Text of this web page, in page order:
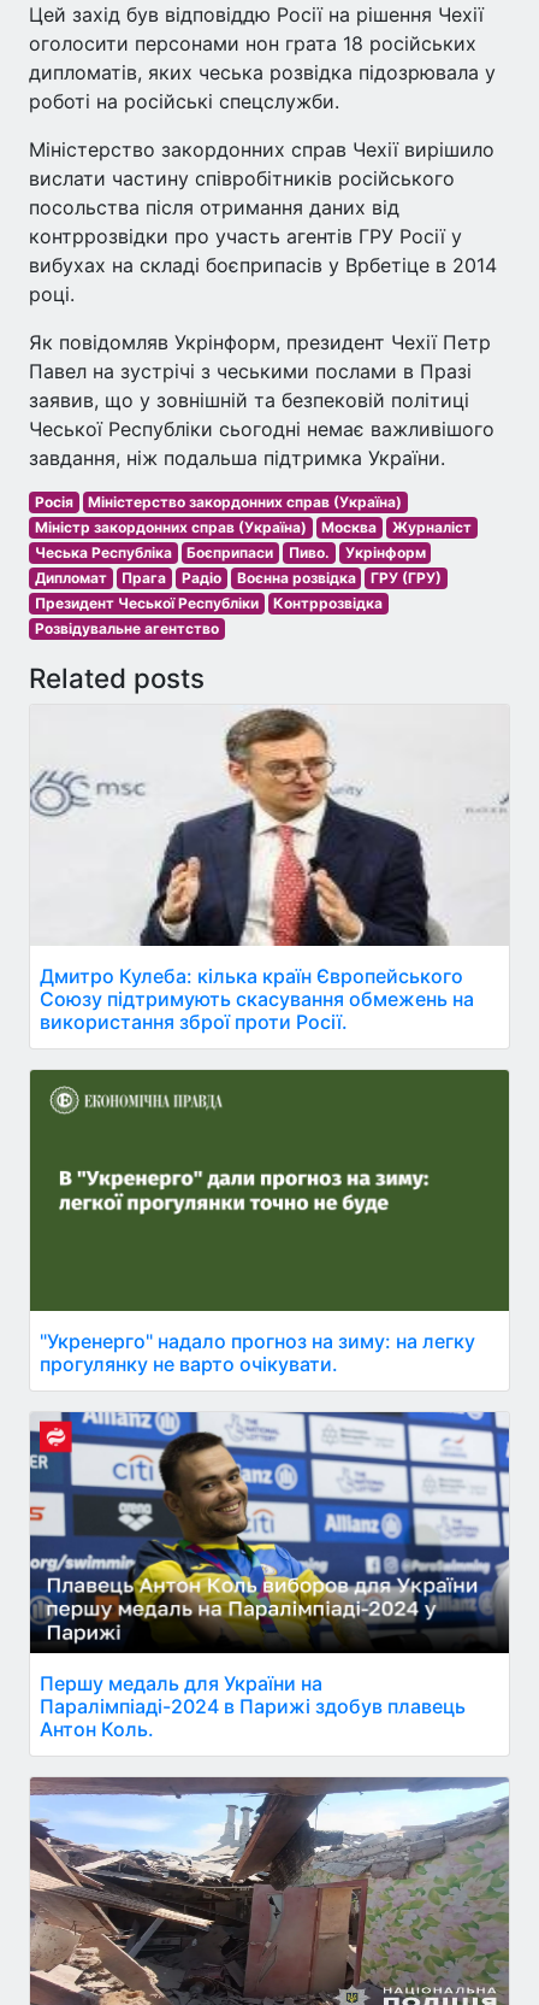
Цей захід був відповіддю Росії на рішення Чехії
оголосити персонами нон грата 18 російських
дипломатів, яких чеська розвідка підозрювала у
роботі на російські спецслужби.
Міністерство закордонних справ Чехії вирішило
вислати частину співробітників російського
посольства після отримання даних від
контррозвідки про участь агентів ГРУ Росії у
вибухах на складі боєприпасів у Врбетіце в 2014
році.
Як повідомляв Укрінформ, президент Чехії Петр
Павел на зустрічі з чеськими послами в Празі
заявив, що у зовнішній та безпековій політиці
Чеської Республіки сьогодні немає важливішого
завдання, ніж подальша підтримка України.
Росія
Міністерство закордонних справ (Україна)
Міністр закордонних справ (Україна)
Москва
Журналіст
Чеська Республіка
Боєприпаси Пиво.
Укрінформ
Дипломат
Прага Радіо Воєнна розвідка
ГРУ (ГРУ)
Президент Чеської Республіки
Контррозвідка
Розвідувальне агентство
Related posts
Дмитро Кулеба: кілька країн Європейського
Союзу підтримують скасування обмежень на
використання зброї проти Росії.
"Укренерго" надало прогноз на зиму: на легку
прогулянку не варто очікувати.
Першу медаль для України на
Паралімпіаді-2024 в Парижі здобув плавець
Антон Коль.